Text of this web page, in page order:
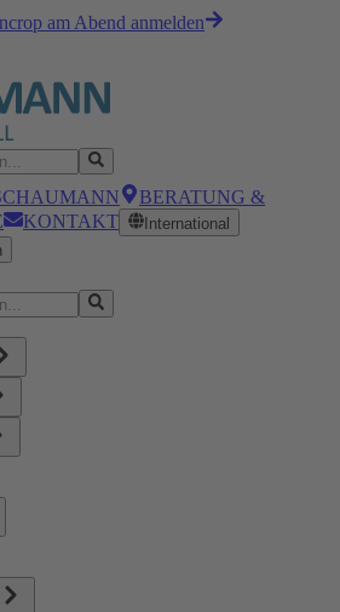
am Abend anmelden
BERATUNG &
KONTAKT
International